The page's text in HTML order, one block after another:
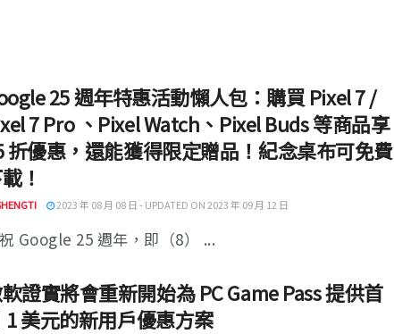
25 週年特惠活動懶人包：購買 Pixel 7 /
7 Pro 、Pixel Watch、Pixel Buds 等商品享
折優惠，還能獲得限定贈品！紀念桌布可免費
！
2023 年 08 月 08 日 - UPDATED ON 2023 年 09 月 12 日
Google 25 週年，即（8） ...
證實將會重新開始為 PC Game Pass 提供首
1 美元的新用戶優惠方案